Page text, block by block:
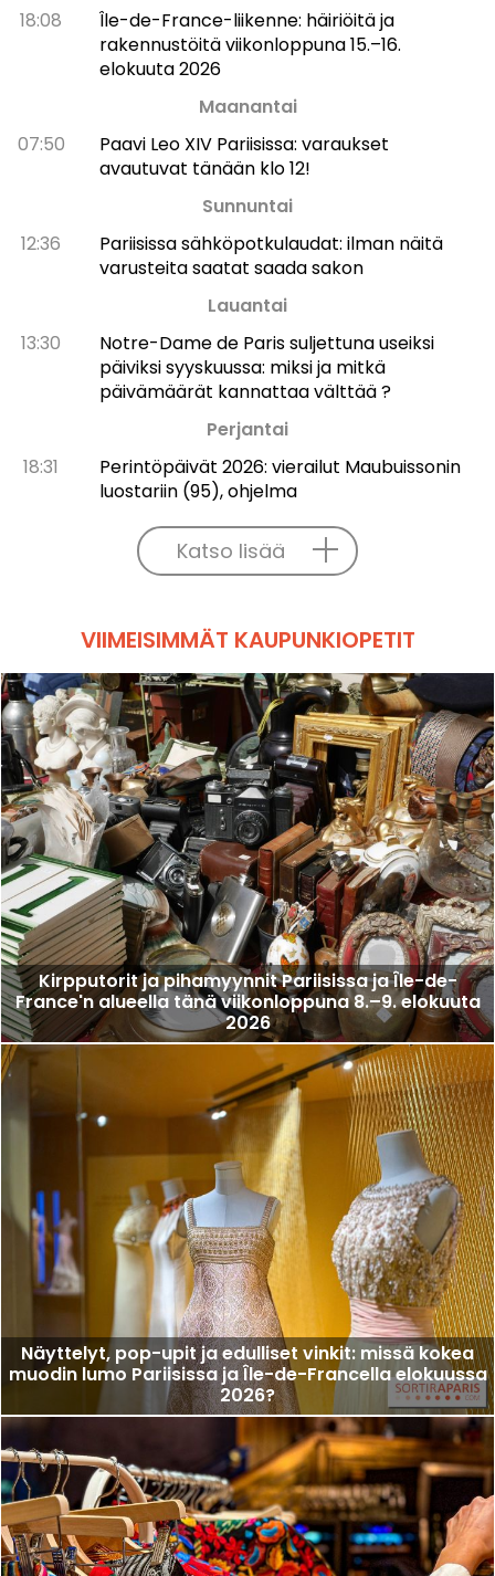
18:08
Île-de-France-liikenne: häiriöitä ja
rakennustöitä viikonloppuna 15.–16.
elokuuta 2026
Maanantai
07:50
Paavi Leo XIV Pariisissa: varaukset
avautuvat tänään klo 12!
Sunnuntai
12:36
Pariisissa sähköpotkulaudat: ilman näitä
varusteita saatat saada sakon
Lauantai
13:30
Notre-Dame de Paris suljettuna useiksi
päiviksi syyskuussa: miksi ja mitkä
päivämäärät kannattaa välttää ?
Perjantai
18:31
Perintöpäivät 2026: vierailut Maubuissonin
luostariin (95), ohjelma
Katso lisää
VIIMEISIMMÄT KAUPUNKIOPETIT
Kirpputorit ja pihamyynnit Pariisissa ja Île-de-
France'n alueella tänä viikonloppuna 8.–9. elokuuta
2026
Näyttelyt, pop-upit ja edulliset vinkit: missä kokea
muodin lumo Pariisissa ja Île-de-Francella elokuussa
2026?